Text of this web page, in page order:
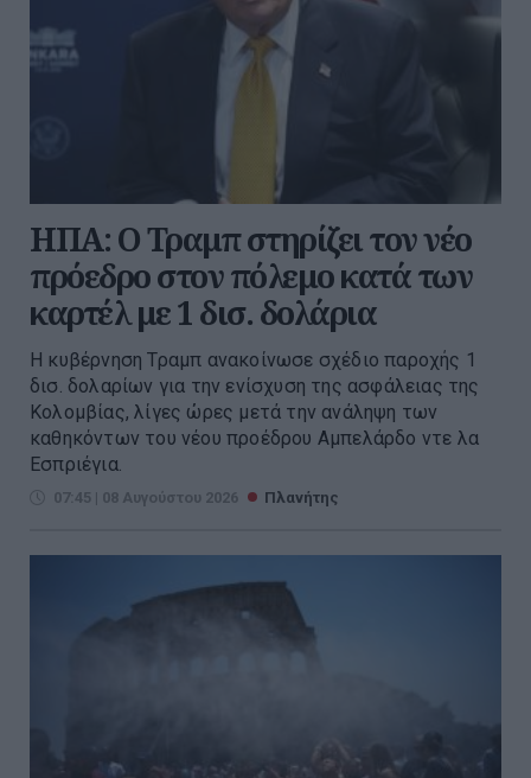
ΗΠΑ: Ο Τραμπ στηρίζει τον νέο
πρόεδρο στον πόλεμο κατά των
καρτέλ με 1 δισ. δολάρια
Η κυβέρνηση Τραμπ ανακοίνωσε σχέδιο παροχής 1
δισ. δολαρίων για την ενίσχυση της ασφάλειας της
Κολομβίας, λίγες ώρες μετά την ανάληψη των
καθηκόντων του νέου προέδρου Αμπελάρδο ντε λα
Εσπριέγια.
07:45 | 08 Αυγούστου 2026 Πλανήτης